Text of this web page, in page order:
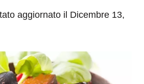
aggiornato il Dicembre 13,